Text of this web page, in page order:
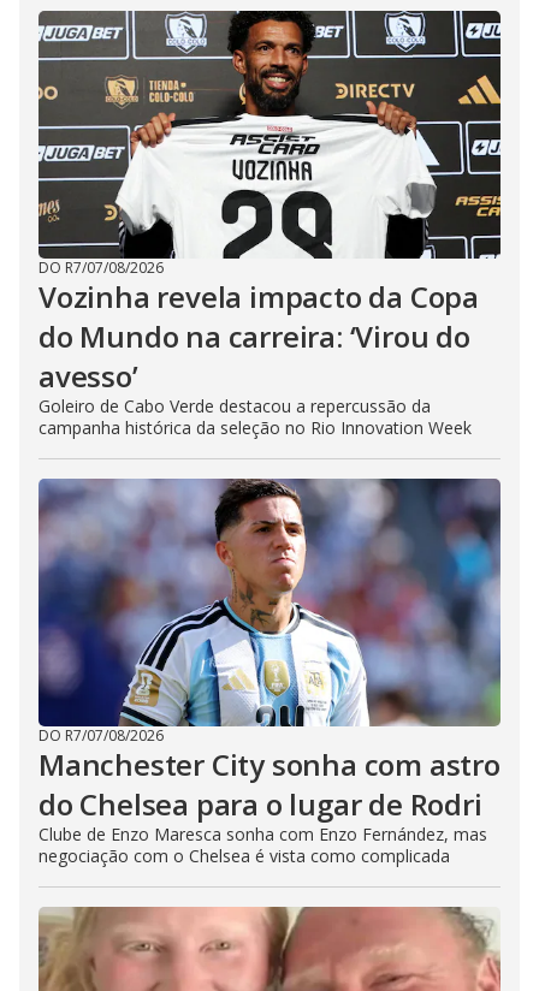
DO R7/07/08/2026
Vozinha revela impacto da Copa
do Mundo na carreira: ‘Virou do
avesso’
Goleiro de Cabo Verde destacou a repercussão da
campanha histórica da seleção no Rio Innovation Week
DO R7/07/08/2026
Manchester City sonha com astro
do Chelsea para o lugar de Rodri
Clube de Enzo Maresca sonha com Enzo Fernández, mas
negociação com o Chelsea é vista como complicada